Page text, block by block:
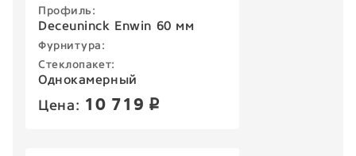
Профиль:
Deceuninck Enwin 60 мм
Фурнитура:
Стеклопакет:
Однокамерный
Цена: 10 719 p